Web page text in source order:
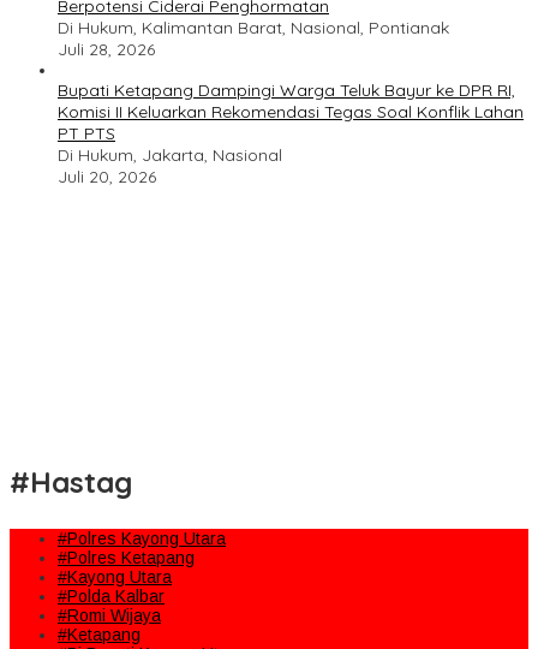
Berpotensi Ciderai Penghormatan
Di Hukum, Kalimantan Barat, Nasional, Pontianak
Juli 28, 2026
Bupati Ketapang Dampingi Warga Teluk Bayur ke DPR RI,
Komisi II Keluarkan Rekomendasi Tegas Soal Konflik Lahan
PT PTS
Di Hukum, Jakarta, Nasional
Juli 20, 2026
#Hastag
#Polres Kayong Utara
#Polres Ketapang
#Kayong Utara
#Polda Kalbar
#Romi Wijaya
#Ketapang